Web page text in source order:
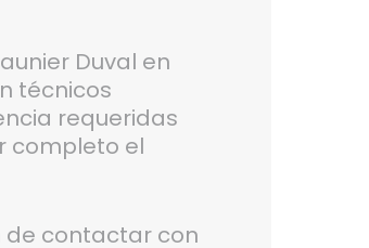
Duval en
técnicos
requeridas
completo el
de contactar con